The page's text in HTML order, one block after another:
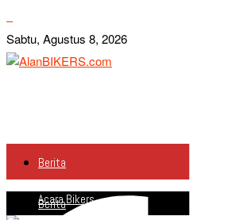
Sabtu, Agustus 8, 2026
Berita
Acara Bikers
Berita